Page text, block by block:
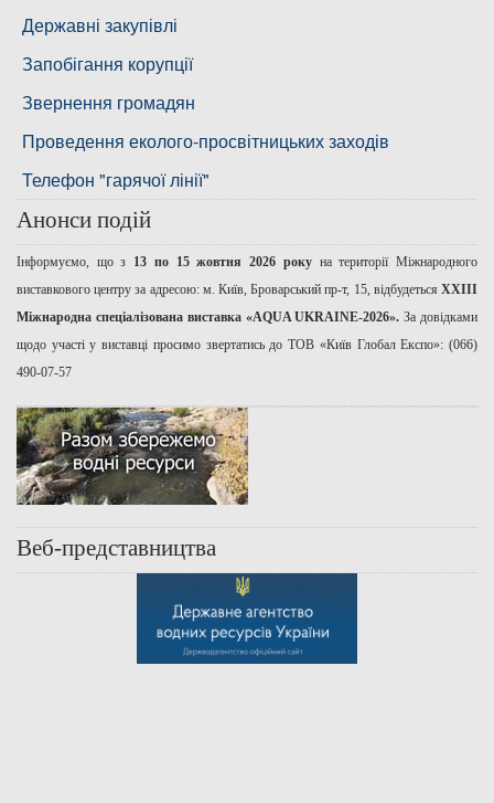
Басейнова рада річок Причорномор'я
Державні закупівлі
Запобігання корупції
Звернення громадян
Проведення еколого-просвітницьких заходів
Телефон "гарячої лінії"
Анонси подій
Інформуємо, що з 13 по 15 жовтня 2026 рокуна території Міжнародного
виставкового центру за адресою: м. Київ, Броварський пр-т, 15, відбудеться ХХІІІ
Міжнародна спеціалізована виставка «AQUA UKRAINE-2026».За довідками
щодо участі у виставці просимо звертатись до ТОВ «Київ Глобал Експо»: (066)
490-07-57
Веб-представництва